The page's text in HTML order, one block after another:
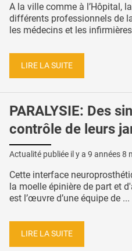
A la ville comme à l’Hôpital,
différents professionnels de
les médecins et les
LIRE LA SUITE
PARALYSIE: Des
contrôle de leurs
Actualité publiée il y a 9 années 8
Cette interface
la moelle épinière de part et
est l’œuvre d’une équipe de ...
LIRE LA SUITE